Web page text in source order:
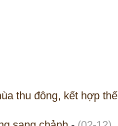
thu đông, kết hợp